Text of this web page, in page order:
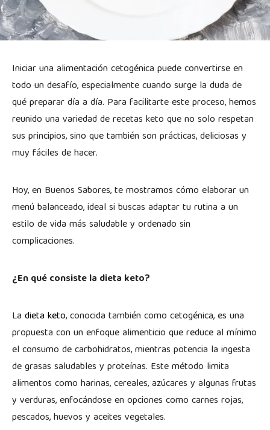
Iniciar una alimentación cetogénica puede convertirse en
todo un desafío, especialmente cuando surge la duda de
qué preparar día a día. Para facilitarte este proceso, hemos
reunido una variedad de recetas keto que no solo respetan
sus principios, sino que también son prácticas, deliciosas y
muy fáciles de hacer.
Hoy, en Buenos Sabores, te mostramos cómo elaborar un
menú balanceado, ideal si buscas adaptar tu rutina a un
estilo de vida más saludable y ordenado sin
complicaciones.
¿En qué consiste la dieta keto?
La dieta keto, conocida también como cetogénica, es una
propuesta con un enfoque alimenticio que reduce al mínimo
el consumo de carbohidratos, mientras potencia la ingesta
de grasas saludables y proteínas. Este método limita
alimentos como harinas, cereales, azúcares y algunas frutas
y verduras, enfocándose en opciones como carnes rojas,
pescados, huevos y aceites vegetales.